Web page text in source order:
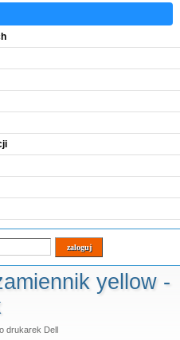
yellow -
drukarek Dell